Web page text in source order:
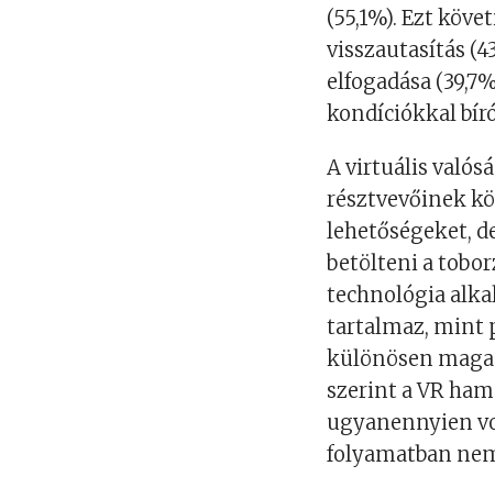
(55,1%). Ezt
visszautasítás
elfogadása
kondíciókkal
A virtuális valósá
résztvevőinek
lehetőségeket,
betölteni a
technológia a
tartalmaz, mint
különösen
szerint a VR
ugyanennyien
folyamatban